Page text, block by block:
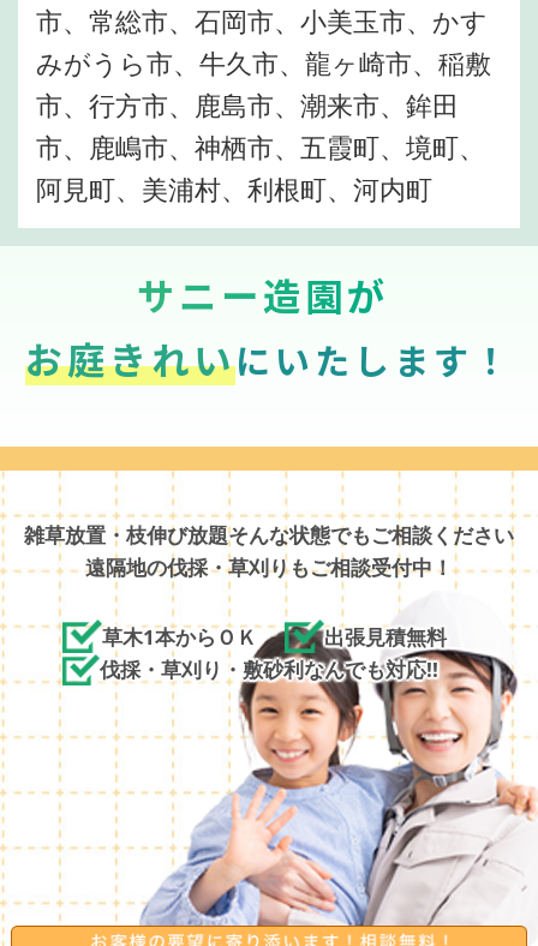
市、常総市、石岡市、小美玉市、かす
みがうら市、牛久市、龍ヶ崎市、稲敷
市、行方市、鹿島市、潮来市、鉾田
市、鹿嶋市、神栖市、五霞町、境町、
阿見町、美浦村、利根町、河内町
サニー造園が
お庭きれいにいたします！
雑草放置・枝伸び放題そんな状態でもご相談ください
遠隔地の伐採・草刈りもご相談受付中！
草木1本からＯＫ
出張見積無料
伐採・草刈り・敷砂利なんでも対応!!